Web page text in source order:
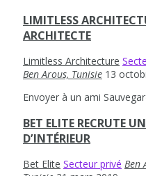
LIMITLESS
ARCHITECTE
Limitless Architecture
Ben Arous, Tunisie 13
Envoyer à un ami
BET ELITE RECRUTE
D’INTÉRIEUR
Bet Elite Secteur privé Ben